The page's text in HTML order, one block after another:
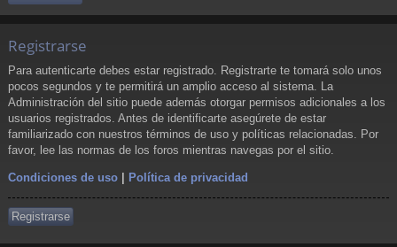
Registrarse
Para autenticarte debes estar registrado. Registrarte te tomará solo unos
pocos segundos y te permitirá un amplio acceso al sistema. La
Administración del sitio puede además otorgar permisos adicionales a los
usuarios registrados. Antes de identificarte asegúrete de estar
familiarizado con nuestros términos de uso y políticas relacionadas. Por
favor, lee las normas de los foros mientras navegas por el sitio.
Condiciones de uso Política de privacidad
Registrarse